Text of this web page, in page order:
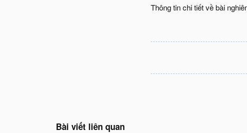
Thông tin chi tiết về bài
Bài viết liên quan